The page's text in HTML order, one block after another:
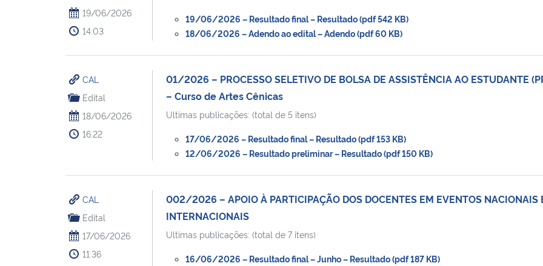
19/06/2026
14:03
19/06/2026 – Resultado final – Resultado (pdf 542 KB)
18/06/2026 – Adendo ao edital – Adendo (pdf 60 KB)
CAL
Edital
18/06/2026
16:22
01/2026 – PROCESSO SELETIVO DE BOLSA DE ASSISTÊNCIA AO ESTUDANTE
– Curso de Artes Cênicas
Ultimas publicações: (total de 5 itens)
17/06/2026 – Resultado final – Resultado (pdf 153 KB)
12/06/2026 – Resultado preliminar – Resultado (pdf 150 KB)
CAL
Edital
17/06/2026
11:36
002/2026 – APOIO À PARTICIPAÇÃO DOS DOCENTES EM EVENTOS NACIONAIS
INTERNACIONAIS
Ultimas publicações: (total de 7 itens)
16/06/2026 – Resultado final – Junho – Resultado (pdf 187 KB)